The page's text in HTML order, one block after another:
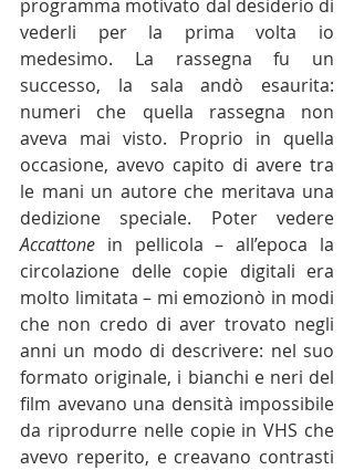
programma motivato dal desiderio di
vederli per la prima volta io
medesimo. La rassegna fu un
successo, la sala andò esaurita:
numeri che quella rassegna non
aveva mai visto. Proprio in quella
occasione, avevo capito di avere tra
le mani un autore che meritava una
Accattone in pellicola – all’epoca la
circolazione delle copie digitali era
molto limitata – mi emozionò in modi
che non credo di aver trovato negli
anni un modo di descrivere: nel suo
formato originale, i bianchi e neri del
film avevano una densità impossibile
da riprodurre nelle copie in VHS che
avevo reperito, e creavano contrasti